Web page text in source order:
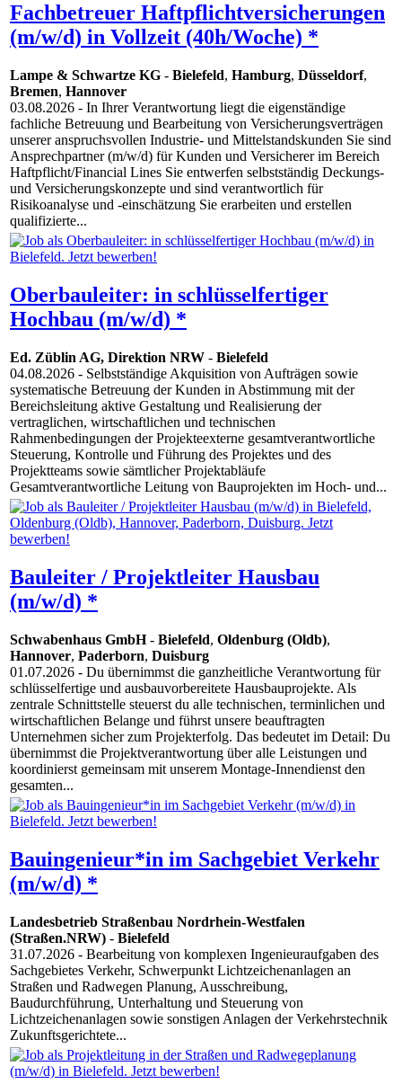
Fachbetreuer Haftpflichtversicherungen
(m/w/d) in Vollzeit (40h/Woche) *
Lampe & Schwartze KG - Bielefeld, Hamburg, Düsseldorf,
Bremen, Hannover
03.08.2026 - In Ihrer Verantwortung liegt die eigenständige
fachliche Betreuung und Bearbeitung von Versicherungsverträgen
unserer anspruchsvollen Industrie- und Mittelstandskunden Sie sind
Ansprechpartner (m/w/d) für Kunden und Versicherer im Bereich
Haftpflicht/Financial Lines Sie entwerfen selbstständig Deckungs-
und Versicherungskonzepte und sind verantwortlich für
Risikoanalyse und -einschätzung Sie erarbeiten und erstellen
qualifizierte...
Oberbauleiter: in schlüsselfertiger
Hochbau (m/w/d) *
Ed. Züblin AG, Direktion NRW - Bielefeld
04.08.2026 - Selbstständige Akquisition von Aufträgen sowie
systematische Betreuung der Kunden in Abstimmung mit der
Bereichsleitung aktive Gestaltung und Realisierung der
vertraglichen, wirtschaftlichen und technischen
Rahmenbedingungen der Projekteexterne gesamtverantwortliche
Steuerung, Kontrolle und Führung des Projektes und des
Projektteams sowie sämtlicher Projektabläufe
Gesamtverantwortliche Leitung von Bauprojekten im Hoch- und...
Bauleiter / Projektleiter Hausbau
(m/w/d) *
Schwabenhaus GmbH- Bielefeld, Oldenburg (Oldb),
Hannover, Paderborn, Duisburg
01.07.2026 - Du übernimmst die ganzheitliche Verantwortung für
schlüsselfertige und ausbauvorbereitete Hausbauprojekte. Als
zentrale Schnittstelle steuerst du alle technischen, terminlichen und
wirtschaftlichen Belange und führst unsere beauftragten
Unternehmen sicher zum Projekterfolg. Das bedeutet im Detail: Du
übernimmst die Projektverantwortung über alle Leistungen und
koordinierst gemeinsam mit unserem Montage-Innendienst den
gesamten...
Bauingenieur*in im Sachgebiet Verkehr
(m/w/d) *
Landesbetrieb Straßenbau Nordrhein-Westfalen
(Straßen.NRW) - Bielefeld
31.07.2026 - Bearbeitung von komplexen Ingenieuraufgaben des
Sachgebietes Verkehr, Schwerpunkt Lichtzeichenanlagen an
Straßen und Radwegen Planung, Ausschreibung,
Baudurchführung, Unterhaltung und Steuerung von
Lichtzeichenanlagen sowie sonstigen Anlagen der Verkehrstechnik
Zukunftsgerichtete...